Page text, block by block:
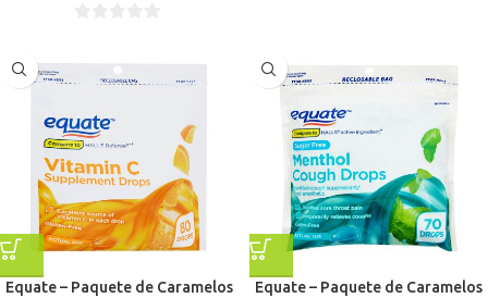
5
Equate – Paquete de Caramelos
Equate – Paquete de Caramelos